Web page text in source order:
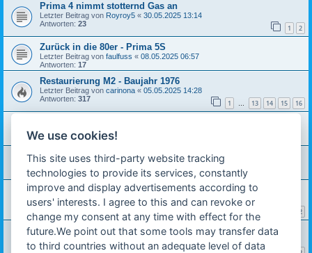
Prima 4 nimmt stotternd Gas an
Letzter Beitrag von Royroy5 « 30.05.2025 13:14
Antworten: 23 1 2
Zurück in die 80er - Prima 5S
Letzter Beitrag von faulfuss « 08.05.2025 06:57
Antworten: 17
Restaurierung M2 - Baujahr 1976
Letzter Beitrag von carinona « 05.05.2025 14:28
Antworten: 317 1 … 13 14 15 16
Letzter Beitrag von carinona
Antworten:6
Restaurierung Hercules M5
Letzter Beitrag von mathisv «02.02.2025 16:13
Antworten:6
Neue Lackierung für Hercules M5
Letzter Beitrag von Zahnriemenfahrer«27.11.2024 19:36
Antworten: 28 2
Rost an hinterem Schutzblech und Strebe für Auspuff
Antworten:25
We use cookies!
This site uses third-party website tracking
technologies to provide its services, constantly
improve and display advertisements according to
users' interests. I agree to this and can revoke or
change my consent at any time with effect for the
future.We point out that some tools may transfer data
to third countries without an adequate level of data